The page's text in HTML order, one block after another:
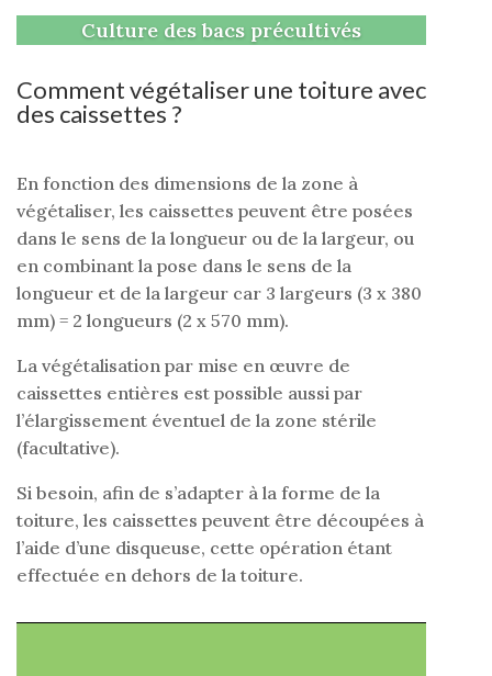
Culture des bacs précultivés
Comment végétaliser une toiture avec
des caissettes ?
En fonction des dimensions de la zone à
végétaliser, les caissettes peuvent être posées
dans le sens de la longueur ou de la largeur, ou
en combinant la pose dans le sens de la
longueur et de la largeur car 3 largeurs (3 x 380
mm) = 2 longueurs (2 x 570 mm).
La végétalisation par mise en œuvre de
caissettes entières est possible aussi par
l’élargissement éventuel de la zone stérile
(facultative).
Si besoin, afin de s’adapter à la forme de la
toiture, les caissettes peuvent être découpées à
l’aide d’une disqueuse, cette opération étant
effectuée en dehors de la toiture.